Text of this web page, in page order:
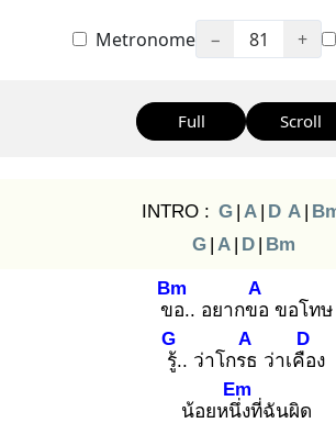
Metronome − 81 +
Full Scroll
INTRO : G | A | D A |
G | A | D | Bm
ขอ
Bm
.. อยากขอ
A
ขอโทษ
รู้.
G
. ว่าโกรธ
A
ว่าเคือ
D
ง
น้อยหนึ่ง
Em
ที่ฉันผิด